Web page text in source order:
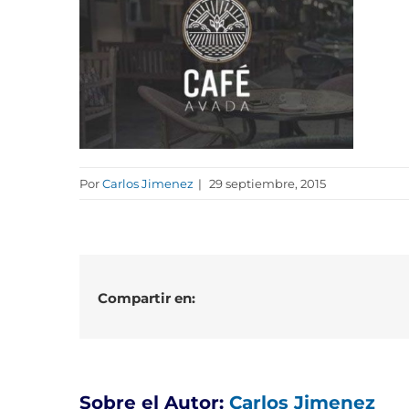
PorCarlos Jimenez | 29 septiembre, 2015
Compartir en:
Sobre el Autor: Carlos Jimenez